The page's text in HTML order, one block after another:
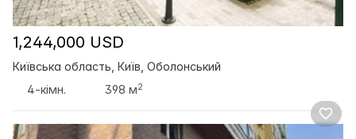
1,244,000 USD
Київська область, Київ, Оболонський
4-кімн.
398 м2